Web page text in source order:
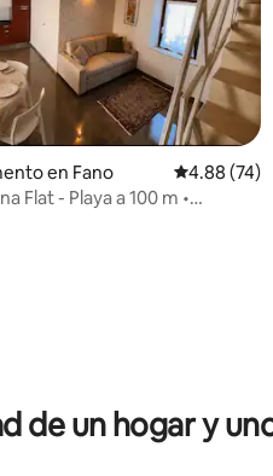
5 de 5; 10 evaluaciones
en Fano Calificación
4.88 (74)
Flat - Playa a 100 m •
de un hogar y